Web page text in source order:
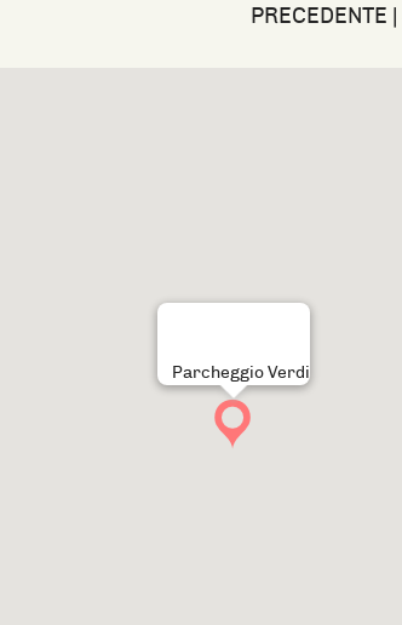
PRECEDENTE |
Parcheggio Verdi